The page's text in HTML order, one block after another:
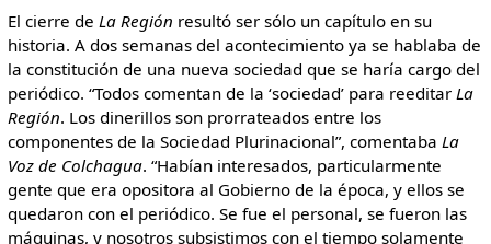
El cierre de La Región resultó ser sólo un capítulo en su
historia. A dos semanas del acontecimiento ya se hablaba de
la constitución de una nueva sociedad que se haría cargo del
periódico. “Todos comentan de la ‘sociedad’ para reeditar La
Región. Los dinerillos son prorrateados entre los
componentes de la Sociedad Plurinacional”, comentaba La
Voz de Colchagua. “Habían interesados, particularmente
gente que era opositora al Gobierno de la época, y ellos se
quedaron con el periódico. Se fue el personal, se fueron las
máquinas, y nosotros subsistimos con el tiempo solamente